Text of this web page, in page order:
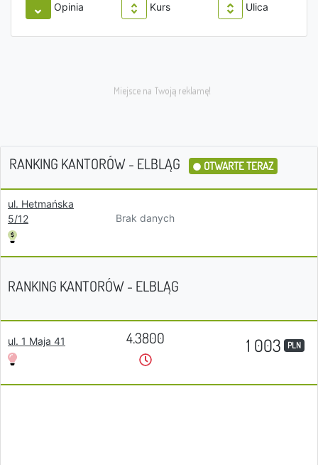
Opinia Kurs Ulica
RANKING KANTORÓW - ELBLĄG OTWARTE TERAZ
ul. Hetmańska
5/12
Brak danych
RANKING KANTORÓW - ELBLĄG
ul. 1 Maja 41 4.3800 1 003 PLN